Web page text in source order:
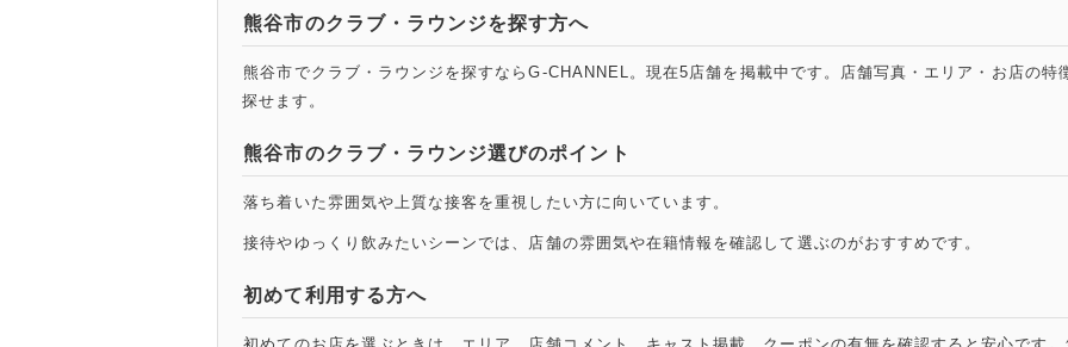
熊谷市のクラブ・ラウンジを探す方へ
熊谷市でクラブ・ラウンジを探すならG-CHANNEL。現在5店舗を掲載中です。店舗写真・エリア・お店の特
探せます。
熊谷市のクラブ・ラウンジ選びのポイント
落ち着いた雰囲気や上質な接客を重視したい方に向いています。
接待やゆっくり飲みたいシーンでは、店舗の雰囲気や在籍情報を確認して選ぶのがおすすめです。
初めて利用する方へ